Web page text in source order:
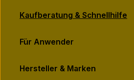
Kaufberatung & Schnellhilfe
Für Anwender
Hersteller & Marken